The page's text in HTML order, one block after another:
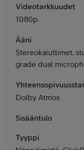
Videotarkkuudet
1080p
Ääni
Stereokaiuttimet,
grade dual
Dolby Atmos
Sisääntulo
Tyyppi